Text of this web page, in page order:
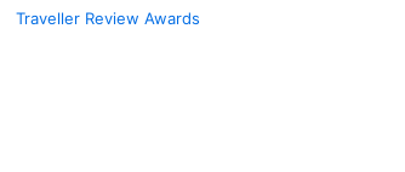
Traveller Review Awards